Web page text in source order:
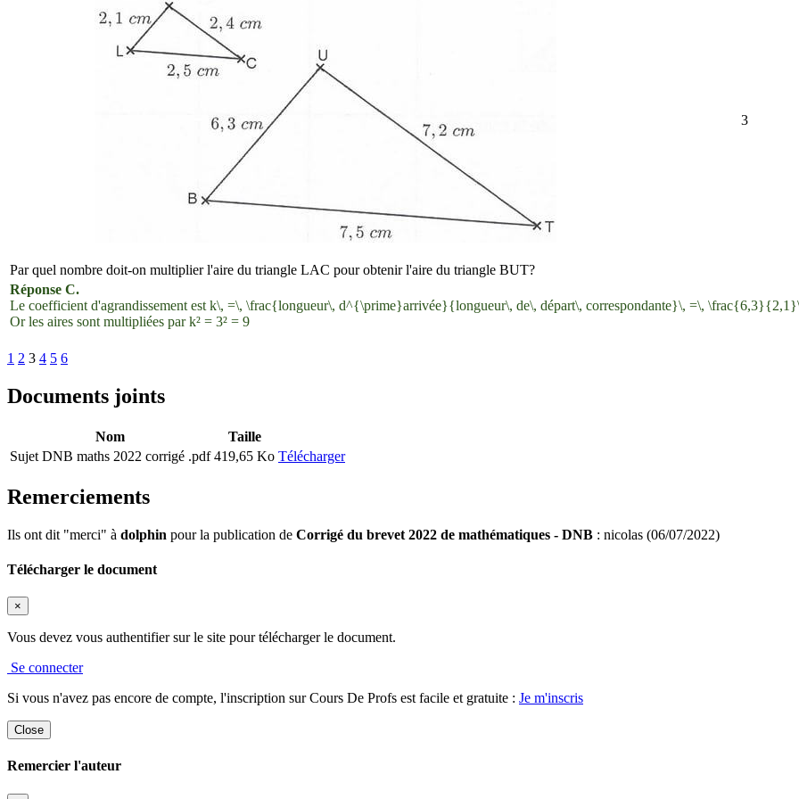
Par quel nombre doit-on multiplier l'aire du triangle LAC pour obtenir l'aire du triangle BUT?
3
Réponse C.
Le coefficient d'agrandissement est k\, =\, \frac{longueur\, d^{\prime}arrivée}{longueur\, de\, départ\, correspondante}\, =\,
Or les aires sont multipliées par k² = 3² = 9
1 2 3 4 5 6
Documents joints
Nom
Taille
Sujet DNB maths 2022 corrigé .pdf 419,65 Ko Télécharger
Remerciements
Ils ont dit "merci" à dolphin pour la publication de Corrigé du brevet 2022 de mathématiques - DNB : nicolas (06/07/2022)
Télécharger le document
×
Vous devez vous authentifier sur le site pour télécharger le document.
Se connecter
Si vous n'avez pas encore de compte, l'inscription sur Cours De Profs est facile et gratuite : Je m'inscris
Close
Remercier l'auteur